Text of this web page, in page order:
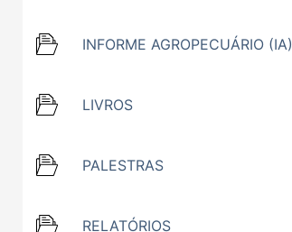
INFORME AGROPECUÁRIO (IA)
LIVROS
PALESTRAS
RELATÓRIOS